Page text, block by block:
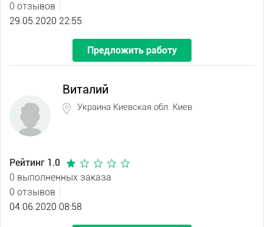
0 отзывов
29.05.2020 22:55
Предложить работу
Виталий
Украина Киевская обл. Киев
Рейтинг 1.0
0 выполненных заказа
0 отзывов
04.06.2020 08:58